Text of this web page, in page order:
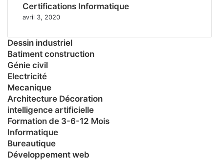
Certifications Informatique
avril 3, 2020
Dessin industriel
Batiment construction
Génie civil
Electricité
Mecanique
Architecture Décoration
intelligence artificielle
Formation de 3-6-12 Mois
Informatique
Bureautique
Développement web